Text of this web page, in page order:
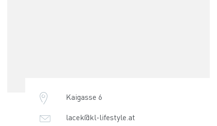
Kaigasse 6
lacek@kl-lifestyle.at